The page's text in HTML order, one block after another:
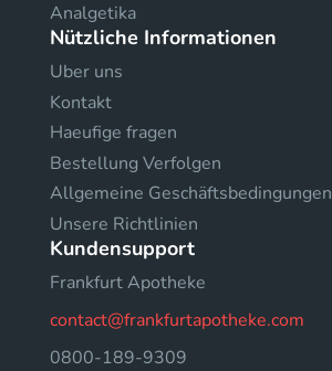
Analgetika
Nützliche Informationen
Uber uns
Kontakt
Haeufige fragen
Bestellung Verfolgen
Allgemeine Geschäftsbedingungen
Unsere Richtlinien
Kundensupport
Frankfurt Apotheke
contact@frankfurtapotheke.com
0800-189-9309